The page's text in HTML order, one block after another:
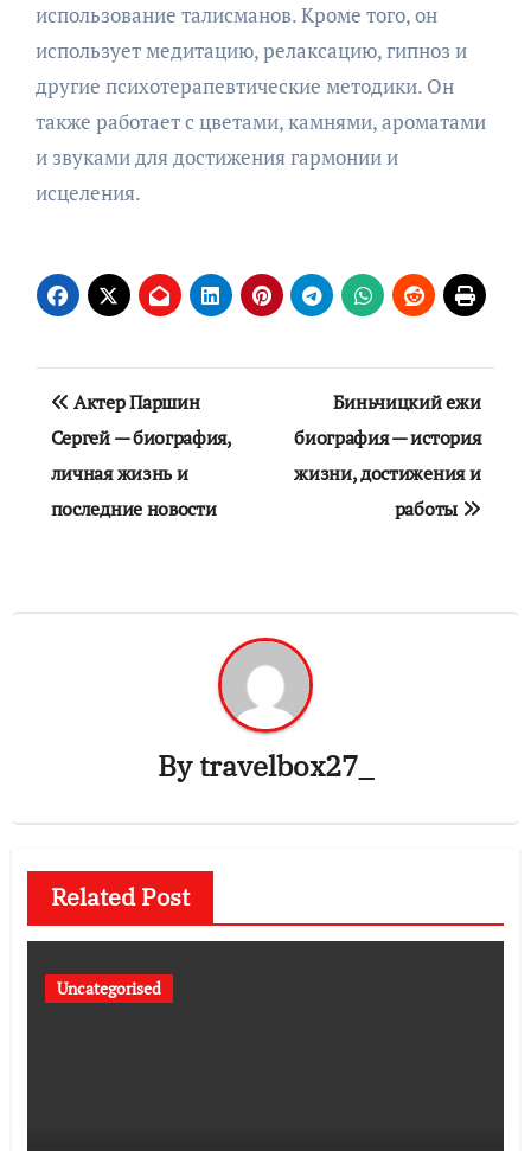
использование талисманов. Кроме того, он
использует медитацию, релаксацию, гипноз и
другие психотерапевтические методики. Он
также работает с цветами, камнями, ароматами
и звуками для достижения гармонии и
исцеления.
Навигация
по
записям
Актер Паршин
Сергей — биография,
личная жизнь и
последние новости
Биньчицкий ежи
биография — история
жизни, достижения и
работы
Bytravelbox27_
Related Post
Uncategorised